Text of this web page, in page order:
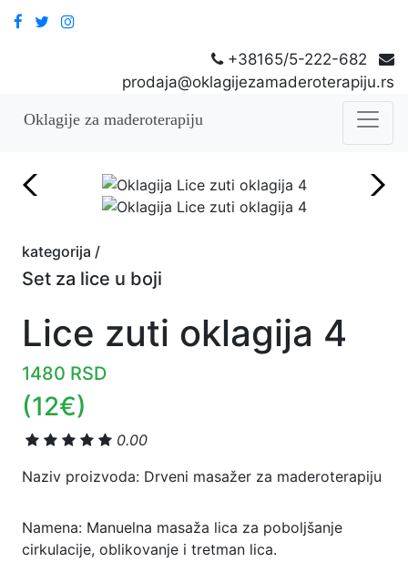
+38165/5-222-682
prodaja@oklagijezamaderoterapiju.rs
Oklagije za maderoterapiju
kategorija /
Set za lice u boji
Lice zuti oklagija 4
1480 RSD
(12€)
0.00
Naziv proizvoda: Drveni masažer za maderoterapiju
Namena: Manuelna masaža lica za poboljšanje
cirkulacije, oblikovanje i tretman lica.